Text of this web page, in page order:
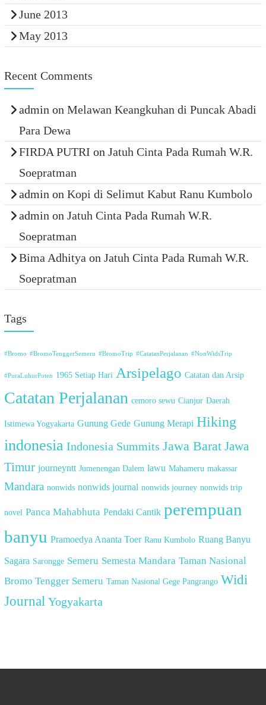
June 2013
May 2013
Recent Comments
admin on Melawan Keangkuhan di Puncak Abadi
Para Dewa
FIRDA PUTRI on Jatuh Cinta Pada Rumah W.R.
Soepratman
admin on Kopi di Selimut Kabut Ranu Kumbolo
admin on Jatuh Cinta Pada Rumah W.R.
Soepratman
Bima Adhitya on Jatuh Cinta Pada Rumah W.R.
Soepratman
Tags
#Bromo #BromoTenggerSemeru #BromoTrip #CatatanPerjalanan #NonWidsTrip
#PuraLuhurPoten 1965 Setiap Hari Arsipelago Catatan dan Arsip
Catatan Perjalanan cemoro sewu Cianjur Daerah
Istimewa Yogyakarta Gunung Gede Gunung Merapi Hiking
indonesia Indonesia Summits Jawa Barat Jawa
Timur journeyntt Jumenengan Dalem lawu Mahameru makassar
Mandara nonwids nonwids journal nonwids journey nonwids trip
novel Panca Mahabhuta Pendaki Cantik perempuan
banyu Pramoedya Ananta Toer Ranu Kumbolo Ruang Banyu
Sagara Sarongge Semeru Semesta Mandara Taman Nasional
Bromo Tengger Semeru Taman Nasional Gege Pangrango Widi
Journal Yogyakarta